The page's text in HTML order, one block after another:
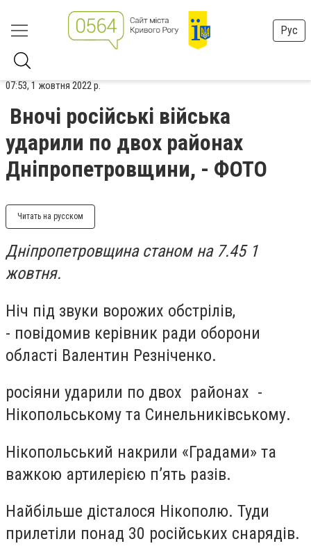
Рус
07:53, 1 жовтня 2022 р.
Вночі російські війська
ударили по двох районах
Дніпропетровщини, - ФОТО
Читать на русском
Дніпропетровщина станом на 7.45 1
жовтня.
Ніч під звуки ворожих обстрілів,
- повідомив керівник ради оборони
області Валентин Резніченко.
росіяни ударили по двох районах -
Нікопольському та Синельниківському.
Нікопольський накрили «Градами» та
важкою артилерією п’ять разів.
Найбільше дісталося Нікополю. Туди
прилетіли понад 30 російських снарядів.